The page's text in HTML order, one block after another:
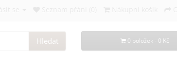
se Seznam přání (0)
Hledat 0 položek - 0 Kč